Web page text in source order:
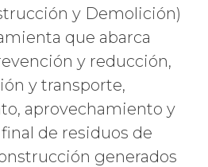
y Demolición)
que abarca
y reducción,
y transporte,
aprovechamiento y
de residuos de
generados